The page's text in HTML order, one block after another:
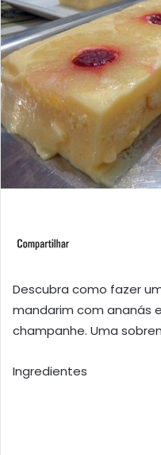
Descubra como fazer
mandarim com ananás
champanhe. Uma
Ingredientes